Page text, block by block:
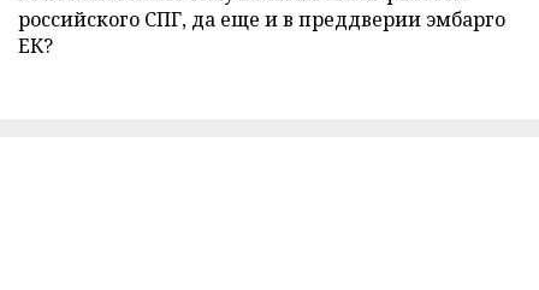
российского СПГ, да еще и в преддверии эмбарго
ЕК?